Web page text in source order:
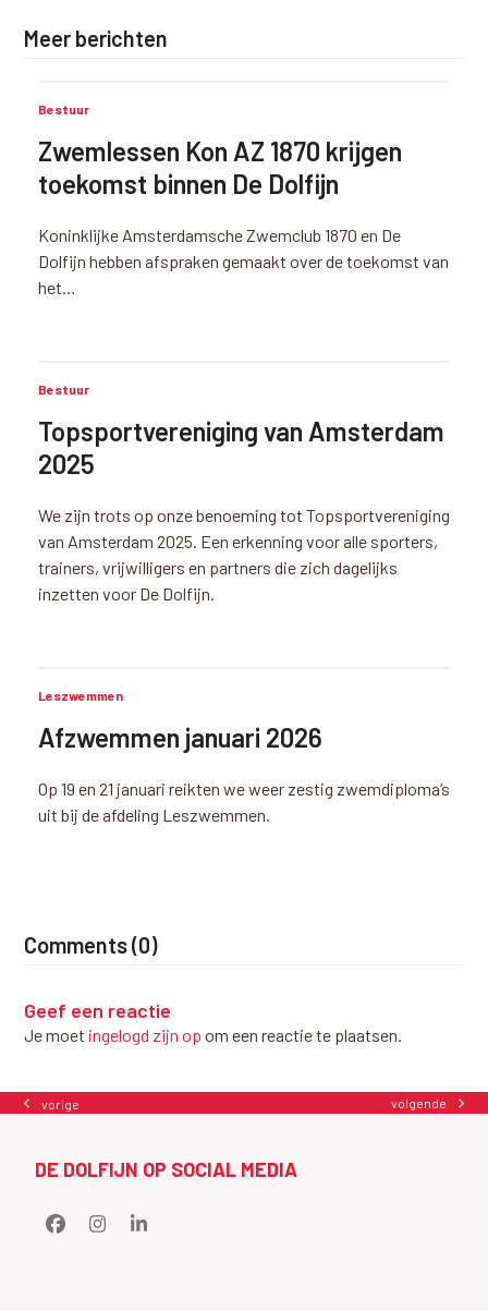
Meer berichten
Bestuur
Zwemlessen Kon AZ 1870 krijgen
toekomst binnen De Dolfijn
Koninklijke Amsterdamsche Zwemclub 1870 en De
Dolfijn hebben afspraken gemaakt over de toekomst van
het…
Bestuur
Topsportvereniging van Amsterdam
2025
We zijn trots op onze benoeming tot Topsportvereniging
van Amsterdam 2025. Een erkenning voor alle sporters,
trainers, vrijwilligers en partners die zich dagelijks
inzetten voor De Dolfijn.
Leszwemmen
Afzwemmen januari 2026
Op 19 en 21 januari reikten we weer zestig zwemdiploma’s
uit bij de afdeling Leszwemmen.
Comments (0)
Geef een reactie
Je moet ingelogd zijn op om een reactie te plaatsen.
previous
vorige
next
volgende
DE DOLFIJN OP SOCIAL MEDIA
FacebookInstagramLinkedIn